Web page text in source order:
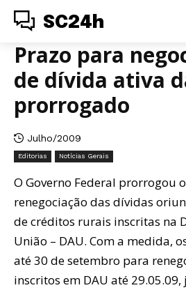
SC24h
Prazo para
de dívida ativa
prorrogado
Julho/2009
Editorias Notícias Gerais
O Governo Federal prorrogou
renegociação das dívidas
de créditos rurais inscritas na
União – DAU. Com a medida,
até 30 de setembro para
inscritos em DAU até